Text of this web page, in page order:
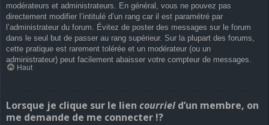
modérateurs et administrateurs. En général, vous ne pouvez pas
directement modifier l’intitulé d’un rang car il est paramétré par
l’administrateur du forum. Évitez de poster des messages sur le forum
dans le seul but de passer au rang supérieur. Sur la plupart des forums,
cette pratique est rarement tolérée et un modérateur (ou un
administrateur) peut facilement abaisser votre compteur de messages.
Haut
Lorsque je clique sur le lien courriel d’un membre, on
me demande de me connecter !?